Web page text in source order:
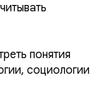
понятия
социологии